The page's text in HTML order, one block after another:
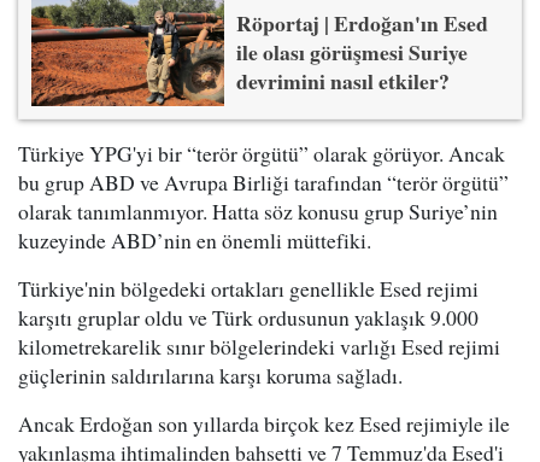
Röportaj | Erdoğan'ın Esed
ile olası görüşmesi Suriye
devrimini nasıl etkiler?
Türkiye YPG'yi bir “terör örgütü” olarak görüyor. Ancak
bu grup ABD ve Avrupa Birliği tarafından “terör örgütü”
olarak tanımlanmıyor. Hatta söz konusu grup Suriye’nin
kuzeyinde ABD’nin en önemli müttefiki.
Türkiye'nin bölgedeki ortakları genellikle Esed rejimi
karşıtı gruplar oldu ve Türk ordusunun yaklaşık 9.000
kilometrekarelik sınır bölgelerindeki varlığı Esed rejimi
güçlerinin saldırılarına karşı koruma sağladı.
Ancak Erdoğan son yıllarda birçok kez Esed rejimiyle ile
yakınlaşma ihtimalinden bahsetti ve 7 Temmuz'da Esed'i